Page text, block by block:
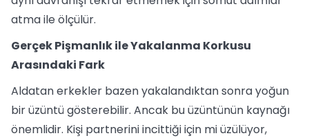
atma ile ölçülür.
Gerçek Pişmanlık ile Yakalanma Korkusu
Arasındaki Fark
Aldatan erkekler bazen yakalandıktan sonra yoğun
bir üzüntü gösterebilir. Ancak bu üzüntünün kaynağı
önemlidir. Kişi partnerini incittiği için mi üzülüyor,